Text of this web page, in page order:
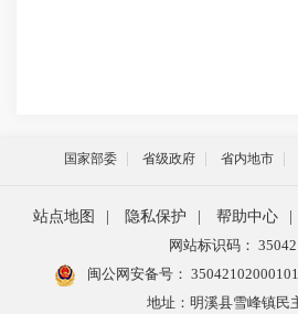
国家部委 省级政府 省内地市
站点地图 隐私保护 帮助中心
网站标识码：
闽公网安备号： 35042102000101
地址：明溪县雪峰镇民